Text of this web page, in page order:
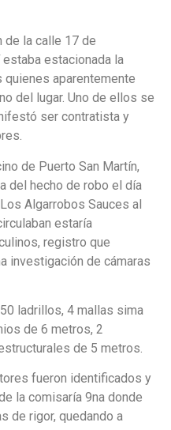
de la calle 17 de
estacionada la
quienes aparentemente
del lugar. Uno de ellos se
ser contratista y
de Puerto San Martín,
del hecho de robo el día
Algarrobos Sauces al
estaría
registro que
investigación de cámaras
ladrillos, 4 mallas sima
de 6 metros, 2
de 5 metros.
fueron identificados y
la comisaría 9na donde
de rigor, quedando a